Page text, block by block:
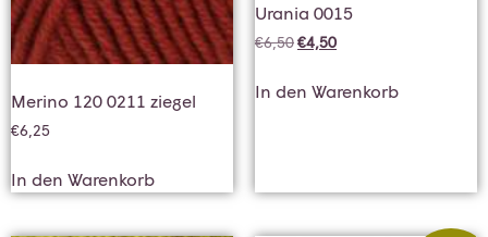
Merino 120 0211 ziegel
€6,25
In den Warenkorb
Urania 0015
€6,50€4,50
In den Warenkorb